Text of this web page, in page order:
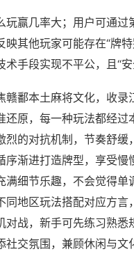
赢几率大；用户可通过
映其他玩家可能存在“牌
手段实现不平公，且“安
赣鄱本土麻将文化，收
还原，每一种玩法都经
烈的对抗机制，节奏舒
序渐进打造牌型，享受
满细节乐趣，不会觉得
同地区玩法搭配对应方
对战，新手可先练习熟
社交氛围，兼顾休闲与文